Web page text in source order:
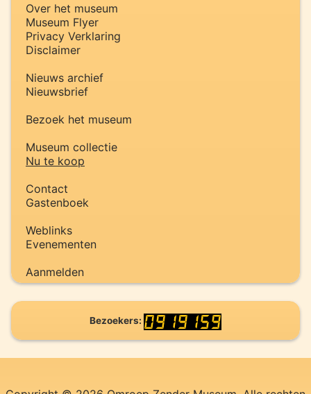
Over het museum
Museum Flyer
Privacy Verklaring
Disclaimer
Nieuws archief
Nieuwsbrief
Bezoek het museum
Museum collectie
Nu te koop
Contact
Gastenboek
Weblinks
Evenementen
Aanmelden
Bezoekers: